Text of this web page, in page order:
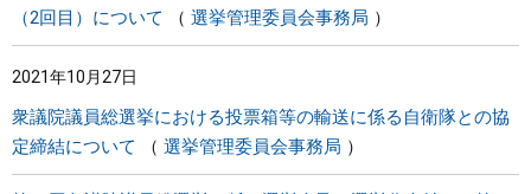
（2回目）について
選挙管理委員会事務局
2021年10月27日
衆議院議員総選挙における投票箱等の輸送に係る自衛隊との協
定締結について
選挙管理委員会事務局